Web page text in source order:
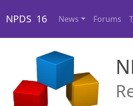
NPDS 16 News Forums